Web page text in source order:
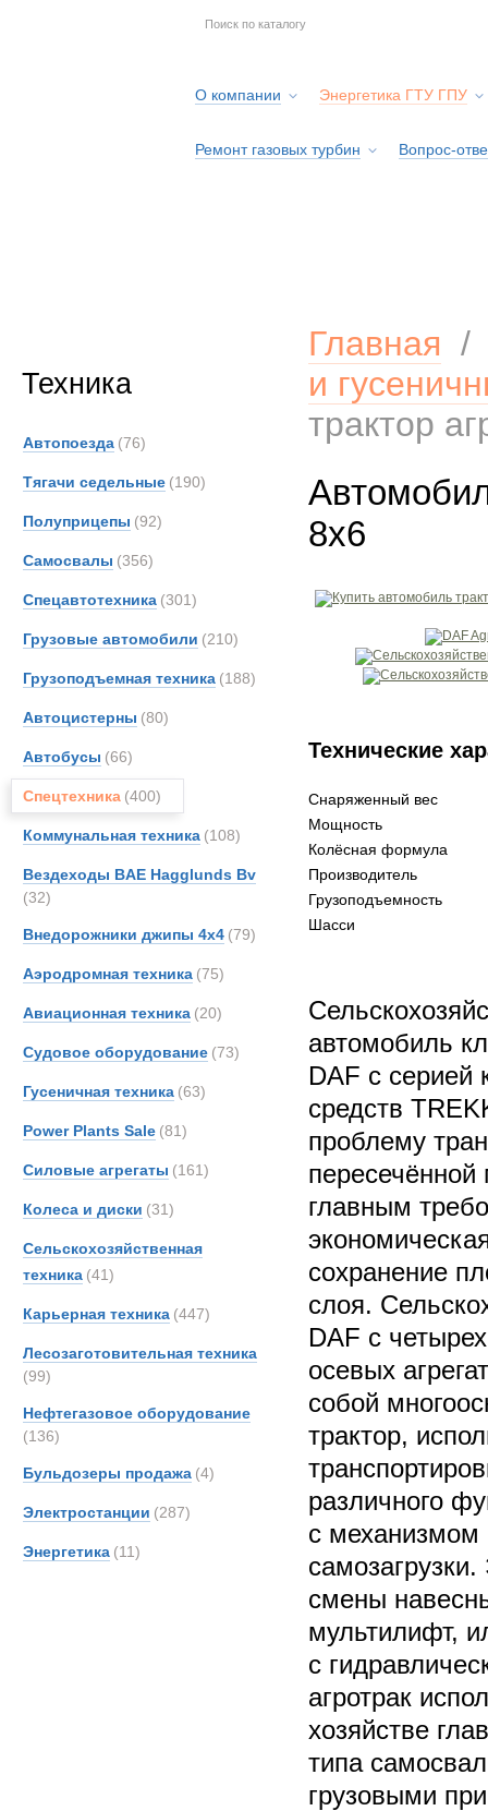
О компании Энергетика ГТУ ГПУ
Ремонт газовых турбин Вопрос-
Техника
Автопоезда (76)
Тягачи седельные (190)
Полуприцепы (92)
Самосвалы (356)
Спецавтотехника (301)
Грузовые автомобили (210)
Грузоподъемная техника (188)
Автоцистерны (80)
Автобусы (66)
Спецтехника (400)
Коммунальная техника (108)
Вездеходы BAE Hagglunds Bv
(32)
Внедорожники джипы 4х4 (79)
Аэродромная техника (75)
Авиационная техника (20)
Судовое оборудование (73)
Гусеничная техника (63)
Power Plants Sale (81)
Силовые агрегаты (161)
Колеса и диски (31)
Сельскохозяйственная
техника (41)
Карьерная техника (447)
Лесозаготовительная техника
(99)
Нефтегазовое оборудование
(136)
Бульдозеры продажа (4)
Электростанции (287)
Энергетика (11)
Главная
и
трактор
8x6
Технические
Снаряженный вес
Мощность
Колёсная формула
Производитель
Грузоподъемность
Шасси
автомобиль
DAF с серией
средств
проблему
главным
сохранение
слоя.
DAF с
осевых
собой
трактор,
различного
с механизмом
смены
мультилифт,
с
агротрак
хозяйстве
типа
грузовыми